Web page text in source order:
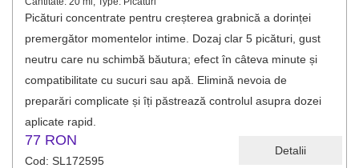
Detalii
Picături concentrate pentru creșterea grabnică a dorinței
premergător momentelor intime. Dozaj clar 5 picături, gust
neutru care nu schimbă băutura; efect în câteva minute și
compatibilitate cu sucuri sau apă. Elimină nevoia de
preparări complicate și îți păstrează controlul asupra dozei
aplicate rapid.
77 RON
Cod: SL172595